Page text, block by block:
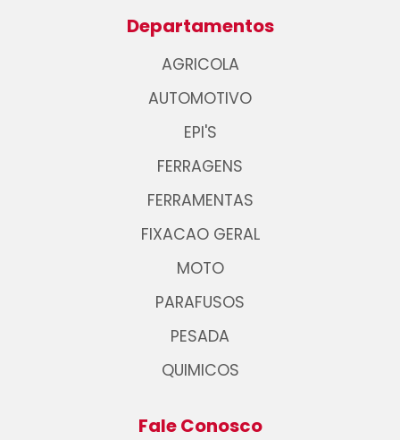
Departamentos
AGRICOLA
AUTOMOTIVO
EPI'S
FERRAGENS
FERRAMENTAS
FIXACAO GERAL
MOTO
PARAFUSOS
PESADA
QUIMICOS
Fale Conosco